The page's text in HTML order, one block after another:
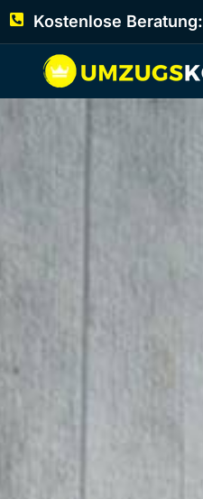
Kostenlose Beratung: